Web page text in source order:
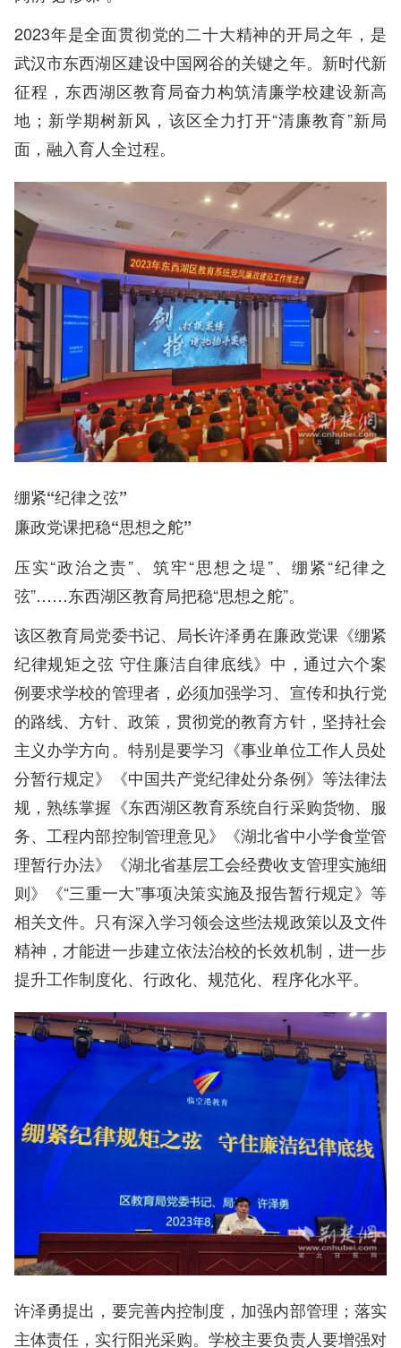
2023年是全面贯彻党的二十大精神的开局之年，是
武汉市东西湖区建设中国网谷的关键之年。新时代新
征程，东西湖区教育局奋力构筑清廉学校建设新高
地；新学期树新风，该区全力打开“清廉教育”新局
面，融入育人全过程。
绷紧“纪律之弦”
廉政党课把稳“思想之舵”
压实“政治之责”、筑牢“思想之堤”、绷紧“纪律之
弦”……东西湖区教育局把稳“思想之舵”。
该区教育局党委书记、局长许泽勇在廉政党课《绷紧
纪律规矩之弦 守住廉洁自律底线》中，通过六个案
例要求学校的管理者，必须加强学习、宣传和执行党
的路线、方针、政策，贯彻党的教育方针，坚持社会
主义办学方向。特别是要学习《事业单位工作人员处
分暂行规定》《中国共产党纪律处分条例》等法律法
规，熟练掌握《东西湖区教育系统自行采购货物、服
务、工程内部控制管理意见》《湖北省中小学食堂管
理暂行办法》《湖北省基层工会经费收支管理实施细
则》《“三重一大”事项决策实施及报告暂行规定》等
相关文件。只有深入学习领会这些法规政策以及文件
精神，才能进一步建立依法治校的长效机制，进一步
提升工作制度化、行政化、规范化、程序化水平。
许泽勇提出，要完善内控制度，加强内部管理；落实
主体责任，实行阳光采购。学校主要负责人要增强对